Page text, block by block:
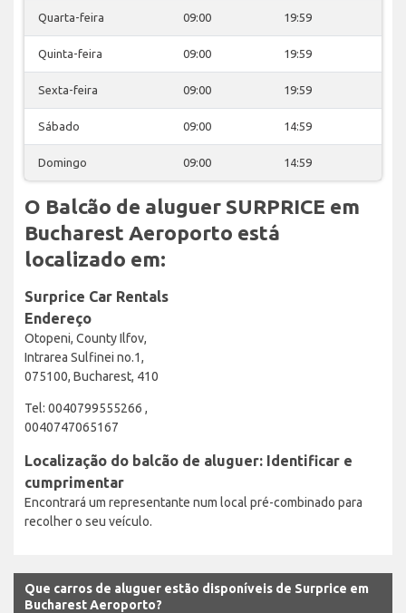
Quarta-feira 09:00 19:59
Quinta-feira 09:00 19:59
Sexta-feira 09:00 19:59
Sábado 09:00 14:59
Domingo 09:00 14:59
O Balcão de aluguer SURPRICE em
Bucharest Aeroporto está
localizado em:
Surprice Car Rentals
Endereço
Otopeni, County Ilfov,
Intrarea Sulfinei no.1,
075100, Bucharest, 410
Tel: 0040799555266 ,
0040747065167
Localização do balcão de aluguer: Identificar e
cumprimentar
Encontrará um representante num local pré-combinado para
recolher o seu veículo.
Que carros de aluguer estão disponíveis de Surprice em
Bucharest Aeroporto?